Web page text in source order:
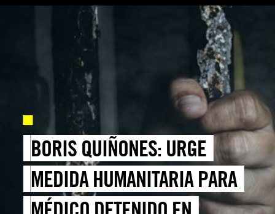
BORIS QUIÑONES: URGE
MEDIDA HUMANITARIA PARA